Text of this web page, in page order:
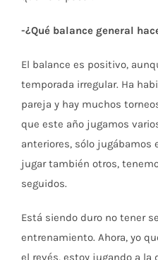
-¿Qué balance general
El balance es positivo,
temporada irregular. Ha
pareja y hay muchos
que este año jugamos
anteriores, sólo jugábamos
jugar también otros,
seguidos.
Está siendo duro no tener
entrenamiento. Ahora, yo
el revés, estoy jugando a la